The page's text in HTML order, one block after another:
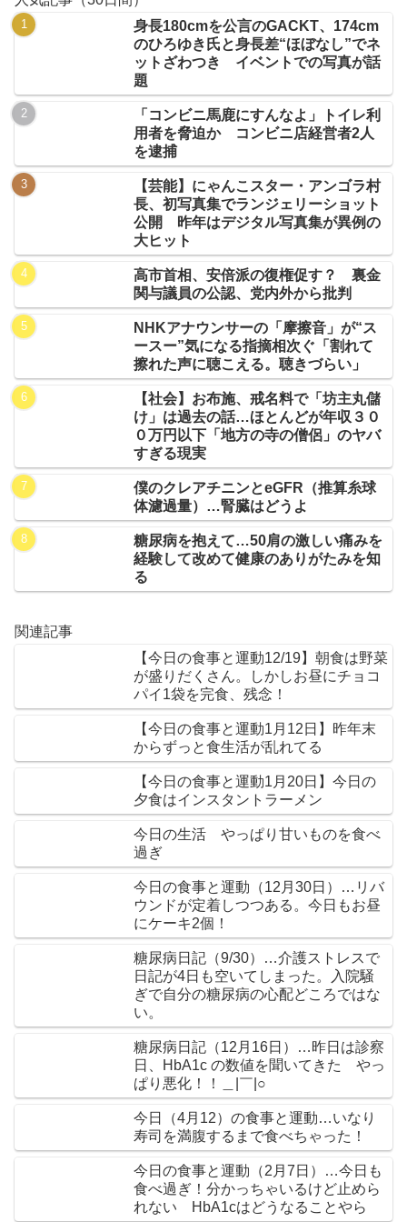
身長180cmを公言のGACKT、174cm
のひろゆき氏と身長差“ほぼなし”でネ
ットざわつき イベントでの写真が話
題
「コンビニ馬鹿にすんなよ」トイレ利
用者を脅迫か コンビニ店経営者2人
を逮捕
【芸能】にゃんこスター・アンゴラ村
長、初写真集でランジェリーショット
公開 昨年はデジタル写真集が異例の
大ヒット
高市首相、安倍派の復権促す？ 裏金
関与議員の公認、党内外から批判
NHKアナウンサーの「摩擦音」が“ス
ースー”気になる指摘相次ぐ「割れて
擦れた声に聴こえる。聴きづらい」
【社会】お布施、戒名料で「坊主丸儲
け」は過去の話…ほとんどが年収３０
０万円以下「地方の寺の僧侶」のヤバ
すぎる現実
僕のクレアチニンとeGFR（推算糸球
体濾過量）…腎臓はどうよ
糖尿病を抱えて…50肩の激しい痛みを
経験して改めて健康のありがたみを知
る
関連記事
【今日の食事と運動12/19】朝食は野菜
が盛りだくさん。しかしお昼にチョコ
パイ1袋を完食、残念！
【今日の食事と運動1月12日】昨年末
からずっと食生活が乱れてる
【今日の食事と運動1月20日】今日の
夕食はインスタントラーメン
今日の生活 やっぱり甘いものを食べ
過ぎ
今日の食事と運動（12月30日）…リバ
ウンドが定着しつつある。今日もお昼
にケーキ2個！
糖尿病日記（9/30）…介護ストレスで
日記が4日も空いてしまった。入院騒
ぎで自分の糖尿病の心配どころではな
い。
糖尿病日記（12月16日）…昨日は診察
日、HbA1c の数値を聞いてきた やっ
ぱり悪化！！＿|￣|○
今日（4月12）の食事と運動…いなり
寿司を満腹するまで食べちゃった！
今日の食事と運動（2月7日）…今日も
食べ過ぎ！分かっちゃいるけど止めら
れない HbA1cはどうなることやら